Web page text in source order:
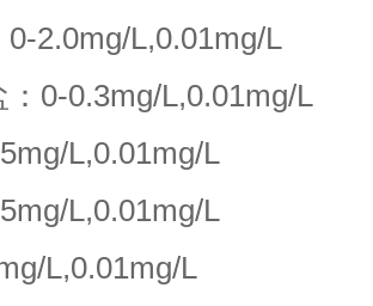
2.0mg/L,0.01mg/L
0-0.3mg/L,0.01mg/L
L,0.01mg/L
L,0.01mg/L
L,0.01mg/L